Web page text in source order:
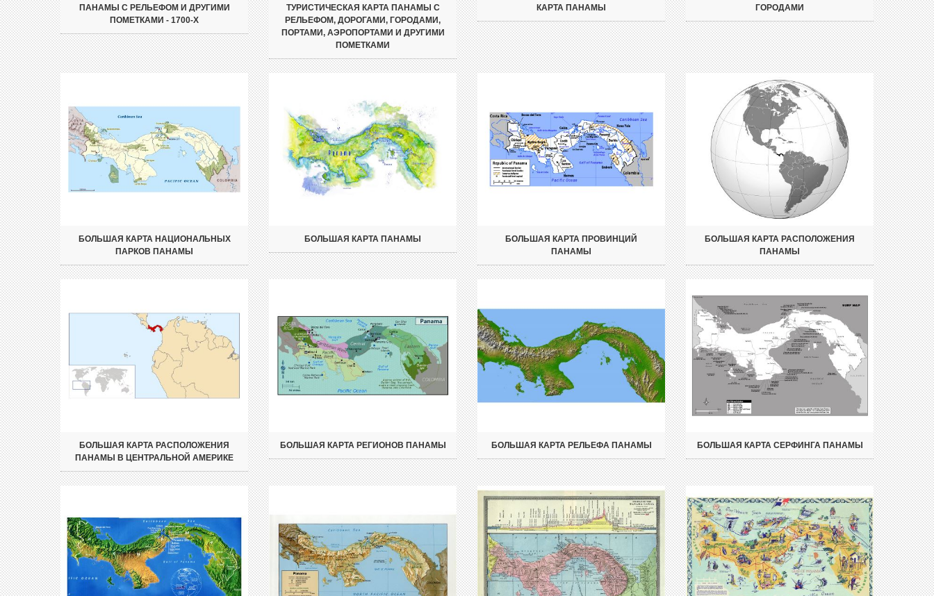
ПАНАМЫ С РЕЛЬЕФОМ И ДРУГИМИ
ПОМЕТКАМИ - 1700-Х
ТУРИСТИЧЕСКАЯ КАРТА ПАНАМЫ С
РЕЛЬЕФОМ, ДОРОГАМИ, ГОРОДАМИ,
ПОРТАМИ, АЭРОПОРТАМИ И ДРУГИМИ
ПОМЕТКАМИ
КАРТА ПАНАМЫ
ГОРОДАМИ
БОЛЬШАЯ КАРТА НАЦИОНАЛЬНЫХ
ПАРКОВ ПАНАМЫ
БОЛЬШАЯ КАРТА ПАНАМЫ
БОЛЬШАЯ КАРТА ПРОВИНЦИЙ
ПАНАМЫ
БОЛЬШАЯ КАРТА РАСПОЛОЖЕНИЯ
ПАНАМЫ
БОЛЬШАЯ КАРТА РАСПОЛОЖЕНИЯ
ПАНАМЫ В ЦЕНТРАЛЬНОЙ АМЕРИКЕ
БОЛЬШАЯ КАРТА РЕГИОНОВ ПАНАМЫ БОЛЬШАЯ КАРТА РЕЛЬЕФА ПАНАМЫ БОЛЬШАЯ КАРТА СЕРФИНГА ПАНАМЫ